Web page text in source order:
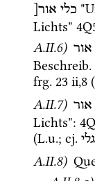
כלי אור[
Lichts"
A.II.6) אור
Beschreib.
frg. 23 ii,8 (
A.II.7) אור
Lichts":
(L.u.; cj.
A.II.8)